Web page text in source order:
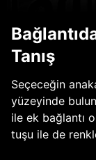
Tanış
Seçeceğin
yüzeyinde
ile ek bağlantı
tuşu ile de